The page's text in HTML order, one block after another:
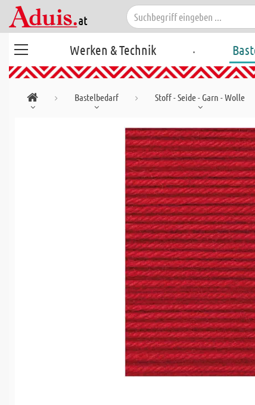
Werken & Technik .
Bastelbedarf Stoff - Seide - Garn - Wolle